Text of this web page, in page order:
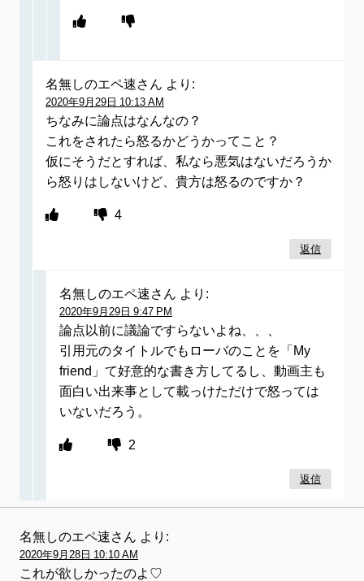
名無しのエペ速さん より:
2020年9月29日 10:13 AM
ちなみに論点はなんなの？
これをされたら怒るかどうかってこと？
仮にそうだとすれば、私なら悪気はないだろうか
ら怒りはしないけど、貴方は怒るのですか？
4
返信
名無しのエペ速さん より:
2020年9月29日 9:47 PM
論点以前に議論ですらないよね、、、
引用元のタイトルでもローバのことを「My
friend」て好意的な書き方してるし、動画主も
面白い出来事として載っけただけで怒っては
いないだろう。
2
返信
名無しのエペ速さん より:
2020年9月28日 10:10 AM
これが欲しかったのよ♡